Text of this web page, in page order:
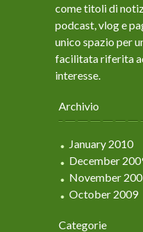
come titoli di
podcast, vlog e
unico spazio per
facilitata riferita
interesse.
Archivio
January 2010
December
November
October 2009
Categorie